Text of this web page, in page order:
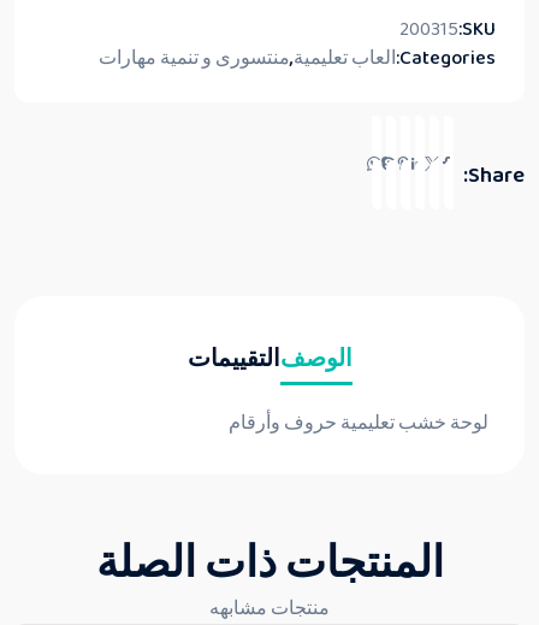
SKU:
200315
Categories: العاب تعليمية,منتسورى و تنمية مهارات
Share:
الوصفالتقييمات
لوحة خشب تعليمية حروف وأرقام
المنتجات ذات الصلة
منتجات مشابهه